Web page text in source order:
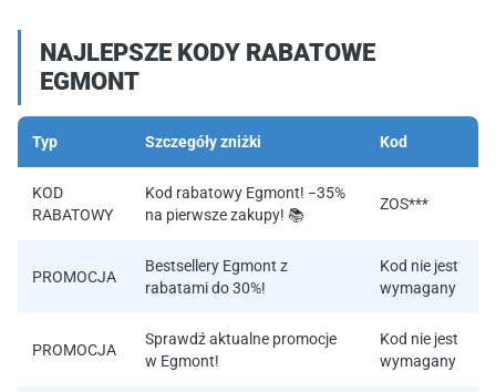
NAJLEPSZE KODY RABATOWE
EGMONT
Typ Szczegóły zniżki Kod
KOD
RABATOWY
Kod rabatowy Egmont! −35%
na pierwsze zakupy! 📚
ZOS***
PROMOCJA
Bestsellery Egmont z
rabatami do 30%!
Kod nie jest
wymagany
PROMOCJA
Sprawdź aktualne promocje
w Egmont!
Kod nie jest
wymagany